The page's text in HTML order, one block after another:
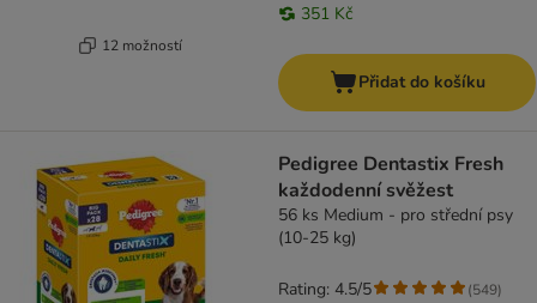
12 možností
351 Kč
Přidat do košíku
Pedigree Dentastix Fresh
každodenní svěžest
56 ks Medium - pro střední psy
(10-25 kg)
Rating: 4.5/5 (549)